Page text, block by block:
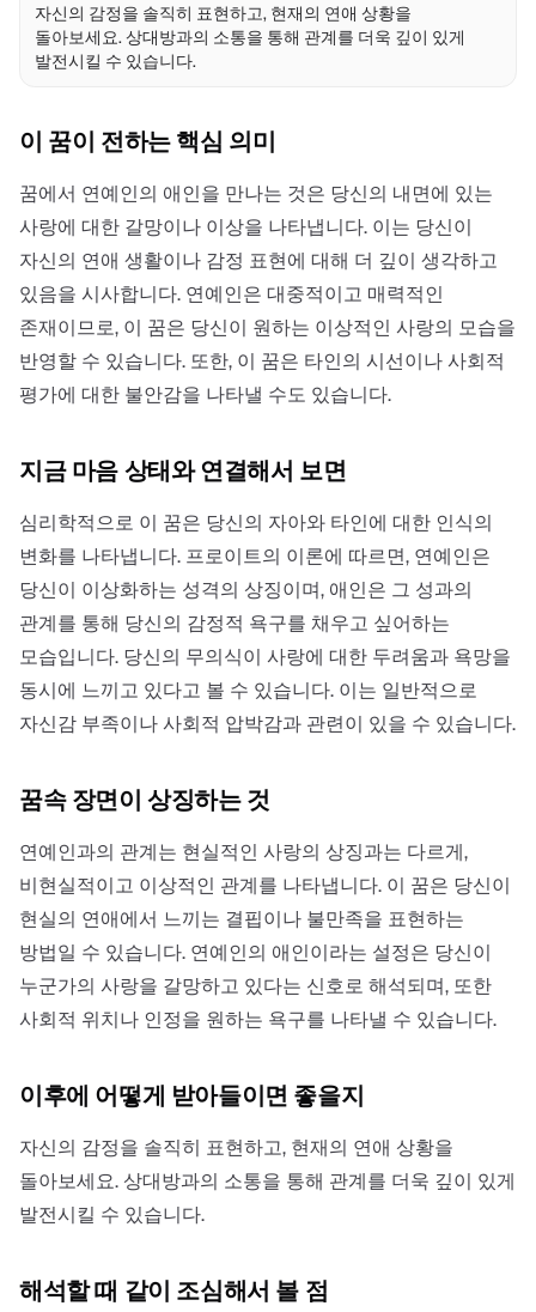
자신의 감정을 솔직히 표현하고, 현재의 연애 상황을
돌아보세요. 상대방과의 소통을 통해 관계를 더욱 깊이 있게
발전시킬 수 있습니다.
이 꿈이 전하는 핵심 의미
꿈에서 연예인의 애인을 만나는 것은 당신의 내면에 있는
사랑에 대한 갈망이나 이상을 나타냅니다. 이는 당신이
자신의 연애 생활이나 감정 표현에 대해 더 깊이 생각하고
있음을 시사합니다. 연예인은 대중적이고 매력적인
존재이므로, 이 꿈은 당신이 원하는 이상적인 사랑의 모습을
반영할 수 있습니다. 또한, 이 꿈은 타인의 시선이나 사회적
평가에 대한 불안감을 나타낼 수도 있습니다.
지금 마음 상태와 연결해서 보면
심리학적으로 이 꿈은 당신의 자아와 타인에 대한 인식의
변화를 나타냅니다. 프로이트의 이론에 따르면, 연예인은
당신이 이상화하는 성격의 상징이며, 애인은 그 성과의
관계를 통해 당신의 감정적 욕구를 채우고 싶어하는
모습입니다. 당신의 무의식이 사랑에 대한 두려움과 욕망을
동시에 느끼고 있다고 볼 수 있습니다. 이는 일반적으로
자신감 부족이나 사회적 압박감과 관련이 있을 수 있습니다.
꿈속 장면이 상징하는 것
연예인과의 관계는 현실적인 사랑의 상징과는 다르게,
비현실적이고 이상적인 관계를 나타냅니다. 이 꿈은 당신이
현실의 연애에서 느끼는 결핍이나 불만족을 표현하는
방법일 수 있습니다. 연예인의 애인이라는 설정은 당신이
누군가의 사랑을 갈망하고 있다는 신호로 해석되며, 또한
사회적 위치나 인정을 원하는 욕구를 나타낼 수 있습니다.
이후에 어떻게 받아들이면 좋을지
자신의 감정을 솔직히 표현하고, 현재의 연애 상황을
돌아보세요. 상대방과의 소통을 통해 관계를 더욱 깊이 있게
발전시킬 수 있습니다.
해석할 때 같이 조심해서 볼 점